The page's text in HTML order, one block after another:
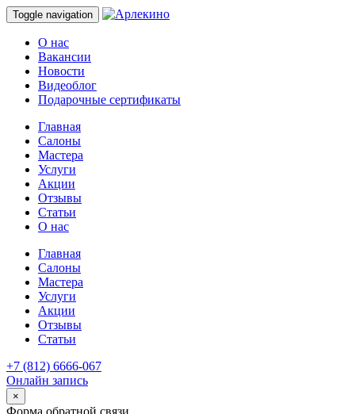
Toggle navigation
О нас
Вакансии
Новости
Видеоблог
Подарочные сертификаты
Главная
Салоны
Мастера
Услуги
Акции
Отзывы
Статьи
О нас
Главная
Салоны
Мастера
Услуги
Акции
Отзывы
Статьи
+7 (812) 6666-067
Онлайн запись
×
Форма обратной связи